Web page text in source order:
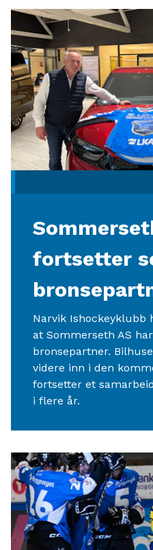
fortsetter
Narvik Ishockeyklubb
at Sommerseth AS
bronsepartner.
videre inn i den
fortsetter et
i flere år.
Flere nyheter
Skålvold fortsetter som